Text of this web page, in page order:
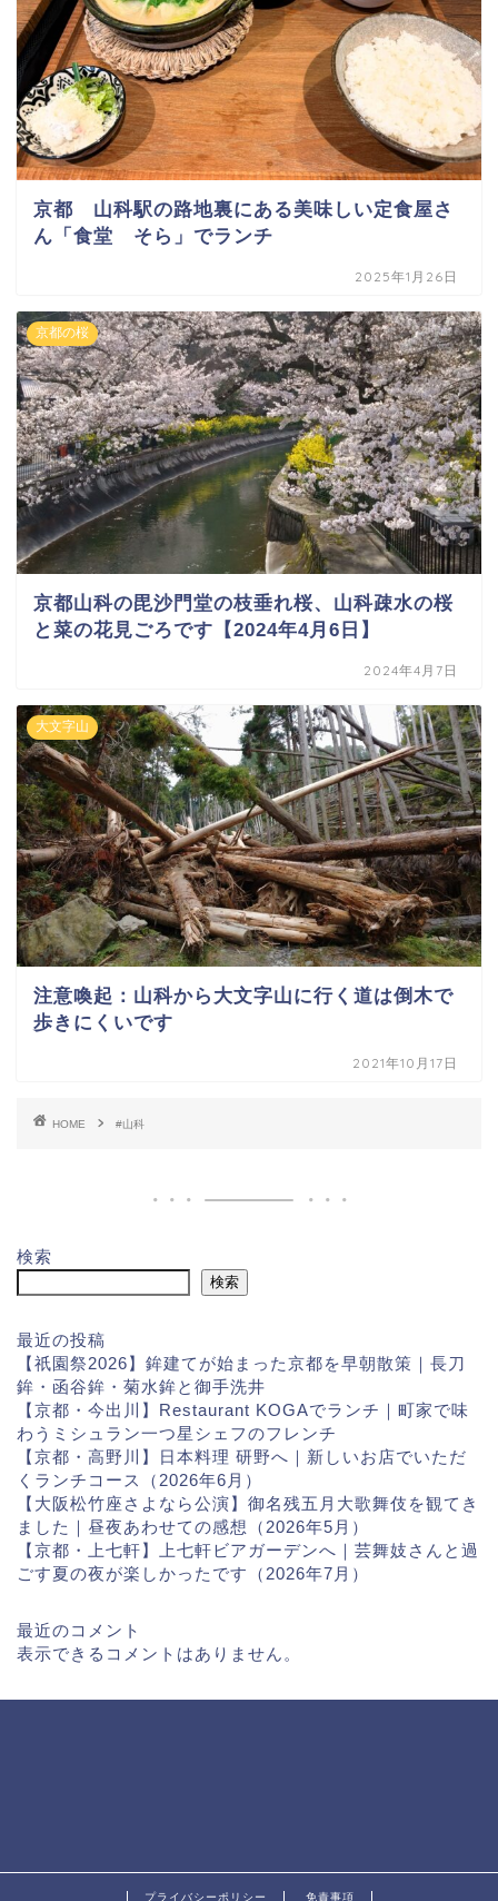
京都 山科駅の路地裏にある美味しい定食屋さ
ん「食堂 そら」でランチ
2025年1月26日
京都の桜
京都山科の毘沙門堂の枝垂れ桜、山科疎水の桜
と菜の花見ごろです【2024年4月6日】
2024年4月7日
大文字山
注意喚起：山科から大文字山に行く道は倒木で
歩きにくいです
2021年10月17日
HOME #山科
検索
検索
最近の投稿
【祇園祭2026】鉾建てが始まった京都を早朝散策｜長刀
鉾・函谷鉾・菊水鉾と御手洗井
【京都・今出川】Restaurant KOGAでランチ｜町家で味
わうミシュラン一つ星シェフのフレンチ
【京都・高野川】日本料理 研野へ｜新しいお店でいただ
くランチコース（2026年6月）
【大阪松竹座さよなら公演】御名残五月大歌舞伎を観てき
ました｜昼夜あわせての感想（2026年5月）
【京都・上七軒】上七軒ビアガーデンへ｜芸舞妓さんと過
ごす夏の夜が楽しかったです（2026年7月）
最近のコメント
表示できるコメントはありません。
プライバシーポリシー 免責事項